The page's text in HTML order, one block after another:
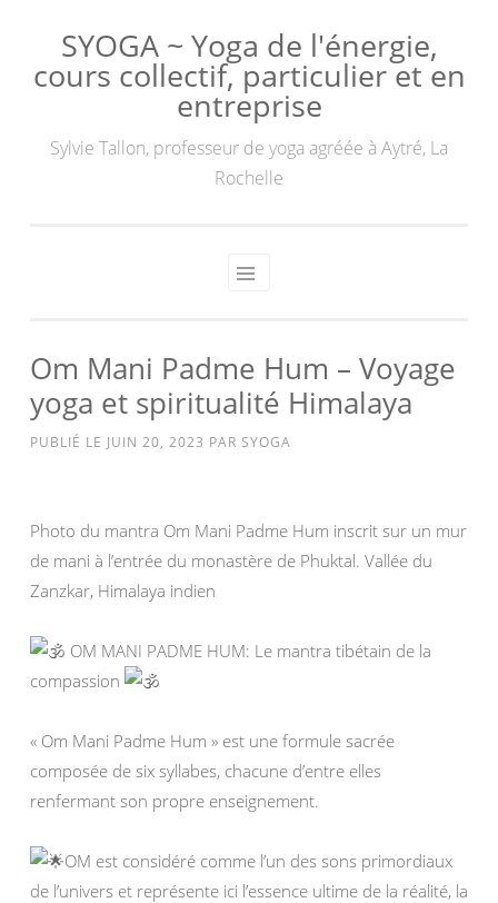
SYOGA ~ Yoga de l'énergie,
cours collectif, particulier et en
entreprise
Sylvie Tallon, professeur de yoga agréée à Aytré, La
Rochelle
Om Mani Padme Hum – Voyage
yoga et spiritualité Himalaya
PUBLIÉ LE JUIN 20, 2023 PAR SYOGA
Photo du mantra Om Mani Padme Hum inscrit sur un mur
de mani à l’entrée du monastère de Phuktal. Vallée du
Zanzkar, Himalaya indien
OM MANI PADME HUM: Le mantra tibétain de la
compassion
« Om Mani Padme Hum » est une formule sacrée
composée de six syllabes, chacune d’entre elles
renfermant son propre enseignement.
OM est considéré comme l’un des sons primordiaux
de l’univers et représente ici l’essence ultime de la réalité, la